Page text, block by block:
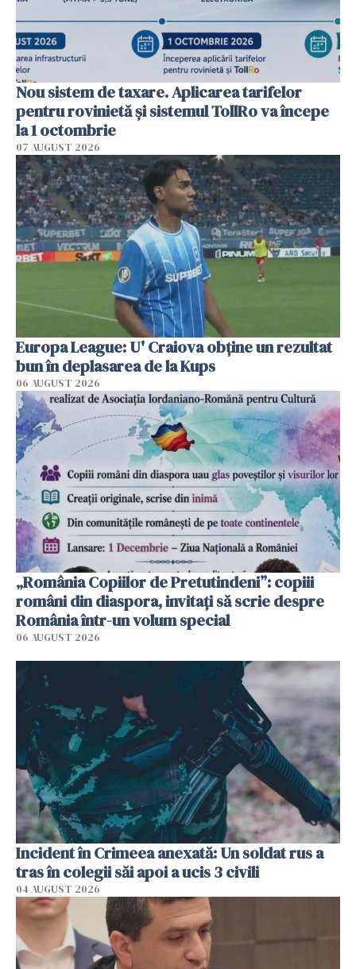
Nou sistem de taxare. Aplicarea tarifelor
pentru rovinietă şi sistemul TollRo va începe
la 1 octombrie
07 AUGUST 2026
Europa League: U' Craiova obține un rezultat
bun în deplasarea de la Kups
06 AUGUST 2026
„România Copiilor de Pretutindeni”: copiii
români din diaspora, invitați să scrie despre
România într-un volum special
06 AUGUST 2026
Incident în Crimeea anexată: Un soldat rus a
tras în colegii săi apoi a ucis 3 civili
04 AUGUST 2026